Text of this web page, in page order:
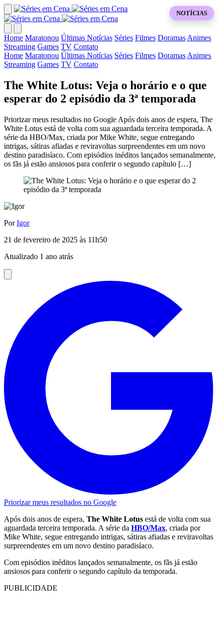
Home Maratonou Últimas Notícias Séries Filmes Doramas Animes
Streaming Games TV Contato
Home Maratonou Últimas Notícias Séries Filmes Doramas Animes
Streaming Games TV Contato
The White Lotus: Veja o horário e o que
esperar do 2 episódio da 3ª temporada
Priorizar meus resultados no Google Após dois anos de espera, The
White Lotus está de volta com sua aguardada terceira temporada. A
série da HBO/Max, criada por Mike White, segue entregando
intrigas, sátiras afiadas e reviravoltas surpreendentes em um novo
destino paradisíaco. Com episódios inéditos lançados semanalmente,
os fãs já estão ansiosos para conferir o segundo capítulo […]
NOTÍCIAS
PorIgor
21 de fevereiro de 2025 às 11h50
Atualizado 1 ano atrás
Priorizar meus resultados no Google
Após dois anos de espera, The White Lotus está de volta com sua
aguardada terceira temporada. A série da HBO/Max, criada por
Mike White, segue entregando intrigas, sátiras afiadas e reviravoltas
surpreendentes em um novo destino paradisíaco.
Com episódios inéditos lançados semanalmente, os fãs já estão
ansiosos para conferir o segundo capítulo da temporada.
PUBLICIDADE